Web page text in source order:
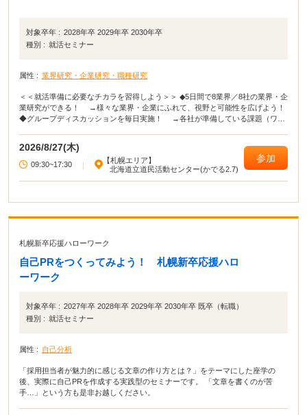
対象卒年 : 2028年卒 2029年卒 2030年卒
種別 : 就活セミナー
属性 : 業界研究・企業研究・職種研究
＜＜就活準備に必要なチカラを習得しよう＞＞ ◆5日間で8業界／8社の業界・企
業研究ができる！ →様々な業界・企業にふれて、視野と可能性を広げよう！
◆グループディスカッションを毎日実施！ →各社が準備している課題（ワー
とプレゼン力を身につけよう！ ◆参加無料┃私服参加OK →気軽にご参加くだ
さい！
2026/8/27(木)
09:30~17:30 |
【札幌エリア】
北海道立道民活動センター(かでる2.7)
参加
札幌新卒応援ハローワーク
自己PRをつくってみよう！ 札幌新卒応援ハロ
ーワーク
対象卒年 : 2027年卒 2028年卒 2029年卒 2030年卒 既卒（転職）
種別 : 就活セミナー
属性 : 自己分析
「採用担当者が魅力的に感じる文章の作り方とは？」をテーマにした座学の
後、実際に自己PRを作成する実践型のセミナーです。 「文章を書くのが苦
手…」という方も是非お越しください。